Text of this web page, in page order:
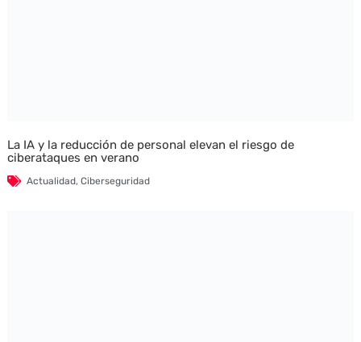
La IA y la reducción de personal elevan el riesgo de
ciberataques en verano
Actualidad, Ciberseguridad